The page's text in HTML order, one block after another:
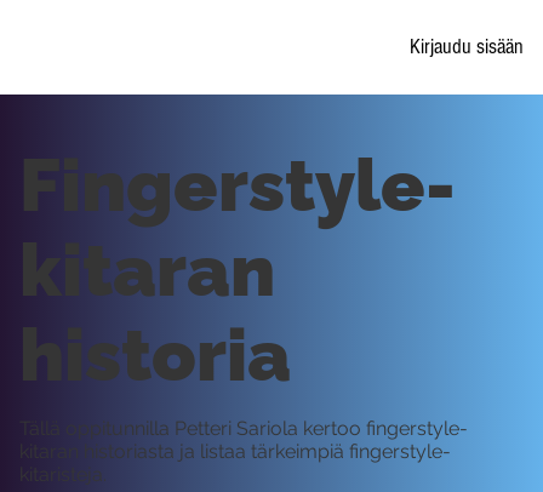
Kirjaudu sisään
Fingerstyle-
kitaran
historia
Tällä oppitunnilla Petteri Sariola kertoo fingerstyle-
kitaran historiasta ja listaa tärkeimpiä fingerstyle-
kitaristeja.